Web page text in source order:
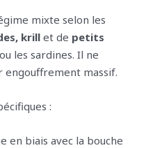
mixte selon les
krill et de petits
les sardines. Il ne
engouffrement massif.
:
en biais avec la bouche